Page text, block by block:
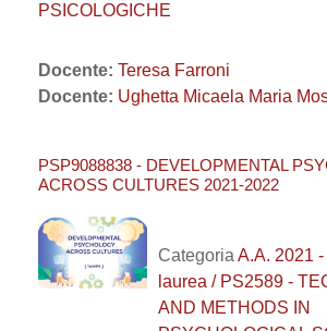
PSICOLOGICHE
Docente: Teresa Farroni
Docente: Ughetta Micaela Maria
PSP9088838 - DEVELOPMENTAL
ACROSS CULTURES 2021-2022
Categoria A.A. 2021
laurea / PS2589 -
AND METHODS IN